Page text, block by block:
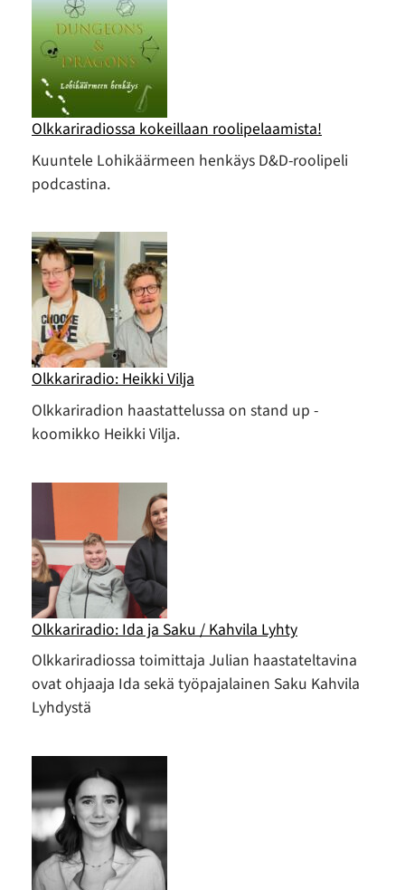
Olkkariradiossa kokeillaan roolipelaamista!
Kuuntele Lohikäärmeen henkäys D&D-roolipeli
podcastina.
Olkkariradio: Heikki Vilja
Olkkariradion haastattelussa on stand up -
koomikko Heikki Vilja.
Olkkariradio: Ida ja Saku / Kahvila Lyhty
Olkkariradiossa toimittaja Julian haastateltavina
ovat ohjaaja Ida sekä työpajalainen Saku Kahvila
Lyhdystä